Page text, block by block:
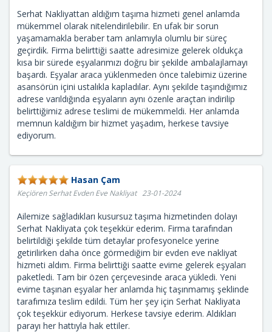
Serhat Nakliyattan aldığım taşıma hizmeti genel anlamda
mükemmel olarak nitelendirilebilir. En ufak bir sorun
yaşamamakla beraber tam anlamıyla olumlu bir süreç
geçirdik. Firma belirttiği saatte adresimize gelerek oldukça
kısa bir sürede eşyalarımızı doğru bir şekilde ambalajlamayı
başardı. Eşyalar araca yüklenmeden önce talebimiz üzerine
asansörün içini ustalıkla kapladılar. Aynı şekilde taşındığımız
adrese varıldığında eşyaların aynı özenle araçtan indirilip
belirttiğimiz adrese teslimi de mükemmeldi. Her anlamda
memnun kaldığım bir hizmet yaşadım, herkese tavsiye
ediyorum.
Hasan Çam
Keçiören Serhat Evden Eve Nakliyat 23-01-2024
Ailemize sağladıkları kusursuz taşıma hizmetinden dolayı
Serhat Nakliyata çok teşekkür ederim. Firma tarafından
belirtildiği şekilde tüm detaylar profesyonelce yerine
getirilirken daha önce görmediğim bir evden eve nakliyat
hizmeti aldım. Firma belirttiği saatte evime gelerek eşyaları
paketledi. Tam bir özen çerçevesinde araca yükledi. Yeni
evime taşınan eşyalar her anlamda hiç taşınmamış şeklinde
tarafımıza teslim edildi. Tüm her şey için Serhat Nakliyata
çok teşekkür ediyorum. Herkese tavsiye ederim. Aldıkları
parayı her hattıyla hak ettiler.